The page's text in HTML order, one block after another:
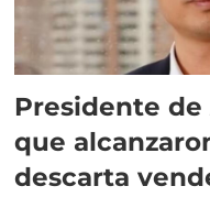
Presidente
que
descarta